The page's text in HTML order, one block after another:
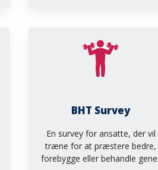
BHT Survey
En survey for ansatte, der vil
træne for at præstere bedre,
forebygge eller behandle